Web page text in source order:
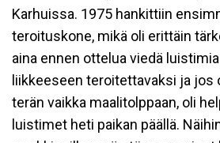
Karhuissa. 1975 hankittiin
teroituskone, mikä oli erittäin
aina ennen ottelua viedä
liikkeeseen teroitettavaksi ja jos
terän vaikka maalitolppaan, oli
luistimet heti paikan päällä.